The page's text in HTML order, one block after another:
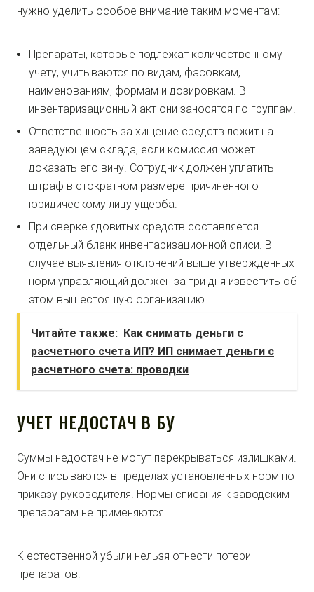
нужно уделить особое внимание таким моментам:
Препараты, которые подлежат количественному
учету, учитываются по видам, фасовкам,
наименованиям, формам и дозировкам. В
инвентаризационный акт они заносятся по группам.
Ответственность за хищение средств лежит на
заведующем склада, если комиссия может
доказать его вину. Сотрудник должен уплатить
штраф в стократном размере причиненного
юридическому лицу ущерба.
При сверке ядовитых средств составляется
отдельный бланк инвентаризационной описи. В
случае выявления отклонений выше утвержденных
норм управляющий должен за три дня известить об
этом вышестоящую организацию.
Читайте также: Как снимать деньги с
расчетного счета ИП? ИП снимает деньги с
расчетного счета: проводки
УЧЕТ НЕДОСТАЧ В БУ
Суммы недостач не могут перекрываться излишками.
Они списываются в пределах установленных норм по
приказу руководителя. Нормы списания к заводским
препаратам не применяются.
К естественной убыли нельзя отнести потери
препаратов: